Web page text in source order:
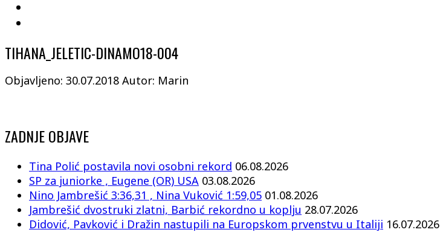
TIHANA_JELETIC-DINAMO18-004
Objavljeno: 30.07.2018 Autor: Marin
ZADNJE OBJAVE
Tina Polić postavila novi osobni rekord 06.08.2026
SP za juniorke , Eugene (OR) USA 03.08.2026
Nino Jambrešić 3:36,31 , Nina Vuković 1:59,05 01.08.2026
Jambrešić dvostruki zlatni, Barbić rekordno u koplju 28.07.2026
Didović, Pavković i Dražin nastupili na Europskom prvenstvu u Italiji 16.07.2026